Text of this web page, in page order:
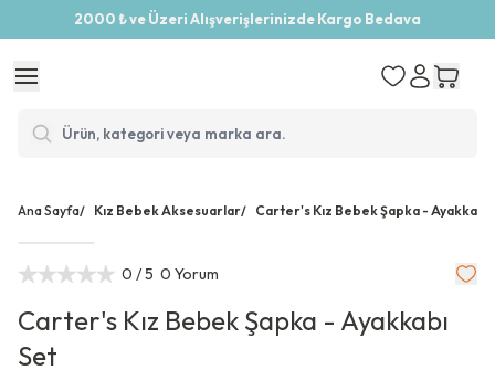
2000 ₺ ve Üzeri Alışverişlerinizde Kargo Bedava
Ana Sayfa/ Kız Bebek Aksesuarlar/ Carter's Kız Bebek Şapka - Ayakkabı
0 / 5 0 Yorum
Carter's Kız Bebek Şapka - Ayakkabı
Set